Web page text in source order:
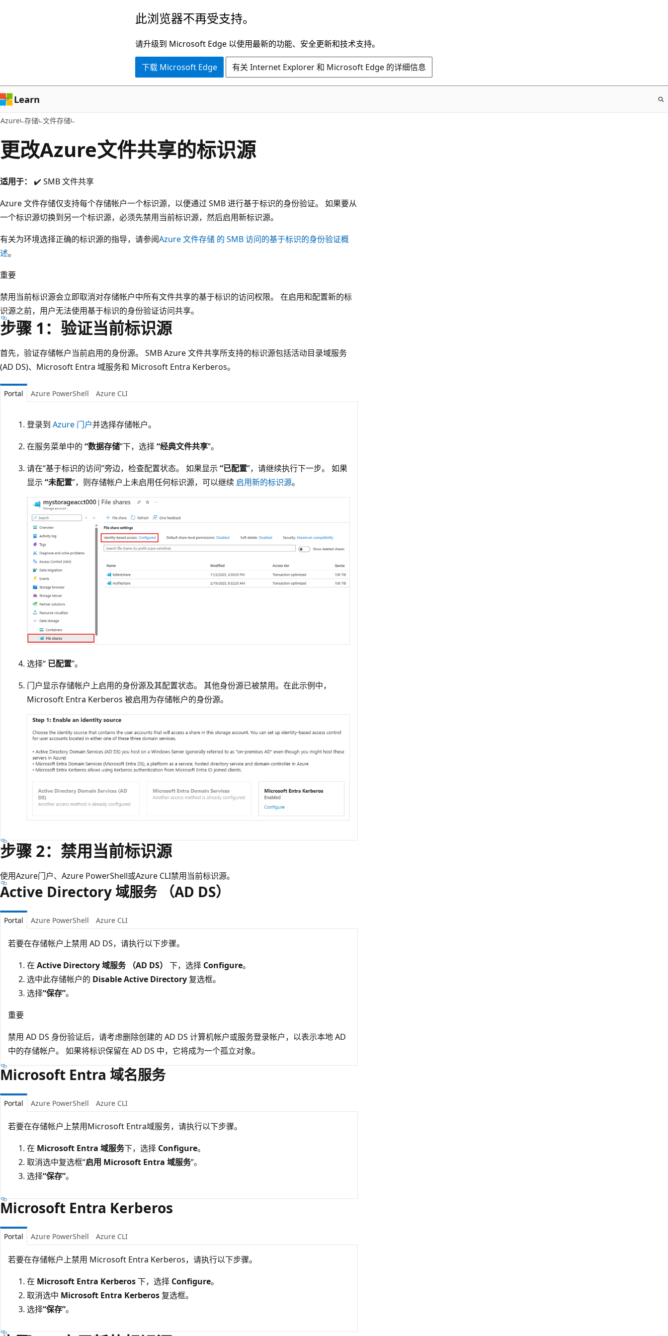
容
此浏览器不再受支持。
请升级到 Microsoft Edge 以使用最新的功能、安全更新和技术支持。
下载 Microsoft Edge 有关 Internet Explorer 和 Microsoft Edge 的详细信息
Learn
Azure 存储 文件存储
更改Azure文件共享的标识源
适用于：
✔️ SMB 文件共享
Azure 文件存储仅支持每个存储帐户一个标识源，以便通过 SMB 进行基于标识的身份验证。 如果要从
一个标识源切换到另一个标识源，必须先禁用当前标识源，然后启用新标识源。
有关为环境选择正确的标识源的指导，请参阅Azure 文件存储 的 SMB 访问的基于标识的身份验证概
述。
重要
禁用当前标识源会立即取消对存储帐户中所有文件共享的基于标识的访问权限。 在启用和配置新的标
识源之前，用户无法使用基于标识的身份验证访问共享。
步骤 1：验证当前标识源
首先，验证存储帐户当前启用的身份源。 SMB Azure 文件共享所支持的标识源包括活动目录域服务
(AD DS)、Microsoft Entra 域服务和 Microsoft Entra Kerberos。
Portal Azure PowerShell Azure CLI
登录到 Azure 门户并选择存储帐户。
在服务菜单中的 “数据存储”下，选择“经典文件共享”。
请在“基于标识的访问”旁边，检查配置状态。 如果显示 “已配置”，请继续执行下一步。 如果
显示 “未配置”，则存储帐户上未启用任何标识源，可以继续 启用新的标识源。
选择“ 已配置”。
门户显示存储帐户上启用的身份源及其配置状态。 其他身份源已被禁用。在此示例中，
Microsoft Entra Kerberos 被启用为存储帐户的身份源。
步骤 2：禁用当前标识源
使用Azure门户、Azure PowerShell或Azure CLI禁用当前标识源。
Active Directory 域服务 （AD DS）
Portal Azure PowerShell Azure CLI
若要在存储帐户上禁用 AD DS，请执行以下步骤。
在 Active Directory 域服务 （AD DS） 下，选择 Configure。
选中此存储帐户的 Disable Active Directory 复选框。
选择“保存”。
重要
禁用 AD DS 身份验证后，请考虑删除创建的 AD DS 计算机帐户或服务登录帐户，以表示本地 AD
中的存储帐户。 如果将标识保留在 AD DS 中，它将成为一个孤立对象。
Microsoft Entra 域名服务
Portal Azure PowerShell Azure CLI
若要在存储帐户上禁用Microsoft Entra域服务，请执行以下步骤。
在 Microsoft Entra 域服务下，选择 Configure。
取消选中复选框“启用 Microsoft Entra 域服务”。
选择“保存”。
Microsoft Entra Kerberos
Portal Azure PowerShell Azure CLI
若要在存储帐户上禁用 Microsoft Entra Kerberos，请执行以下步骤。
在 Microsoft Entra Kerberos下，选择 Configure。
取消选中 Microsoft Entra Kerberos 复选框。
选择“保存”。